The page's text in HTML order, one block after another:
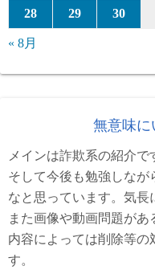
28 29 30
« 8月
無意味に
メインは詐欺系の紹介で
そして今後も勉強しなが
なと思っています。気長
また画像や動画問題があ
内容によっては削除等の
す。